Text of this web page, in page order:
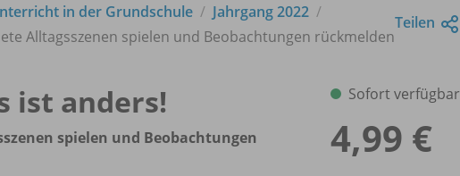
in der Grundschule
Jahrgang 2022
Alltagsszenen spielen und Beobachtungen rückmelden
Teilen
ist anders!
spielen und Beobachtungen
Sofort verfügbar
4,99 €